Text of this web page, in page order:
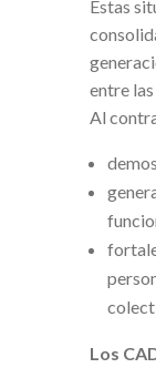
Estas
entre
Al
Los